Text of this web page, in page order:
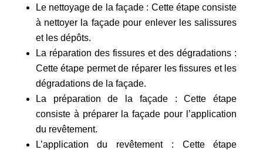
Le nettoyage de la façade : Cette étape consiste
à nettoyer la façade pour enlever les salissures
et les dépôts.
La réparation des fissures et des dégradations :
Cette étape permet de réparer les fissures et les
dégradations de la façade.
La préparation de la façade : Cette étape
consiste à préparer la façade pour l’application
du revêtement.
L’application du revêtement : Cette étape